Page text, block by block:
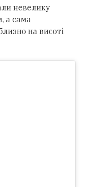
невелику
а сама
на висоті